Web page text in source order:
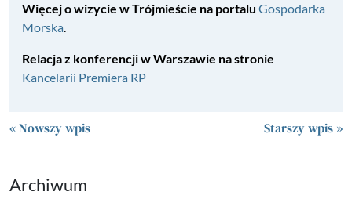
Więcej o wizycie w Trójmieście na portalu Gospodarka
Morska.
Relacja z konferencji w Warszawie na stronie
Kancelarii Premiera RP
« Nowszy wpis Starszy wpis »
Archiwum